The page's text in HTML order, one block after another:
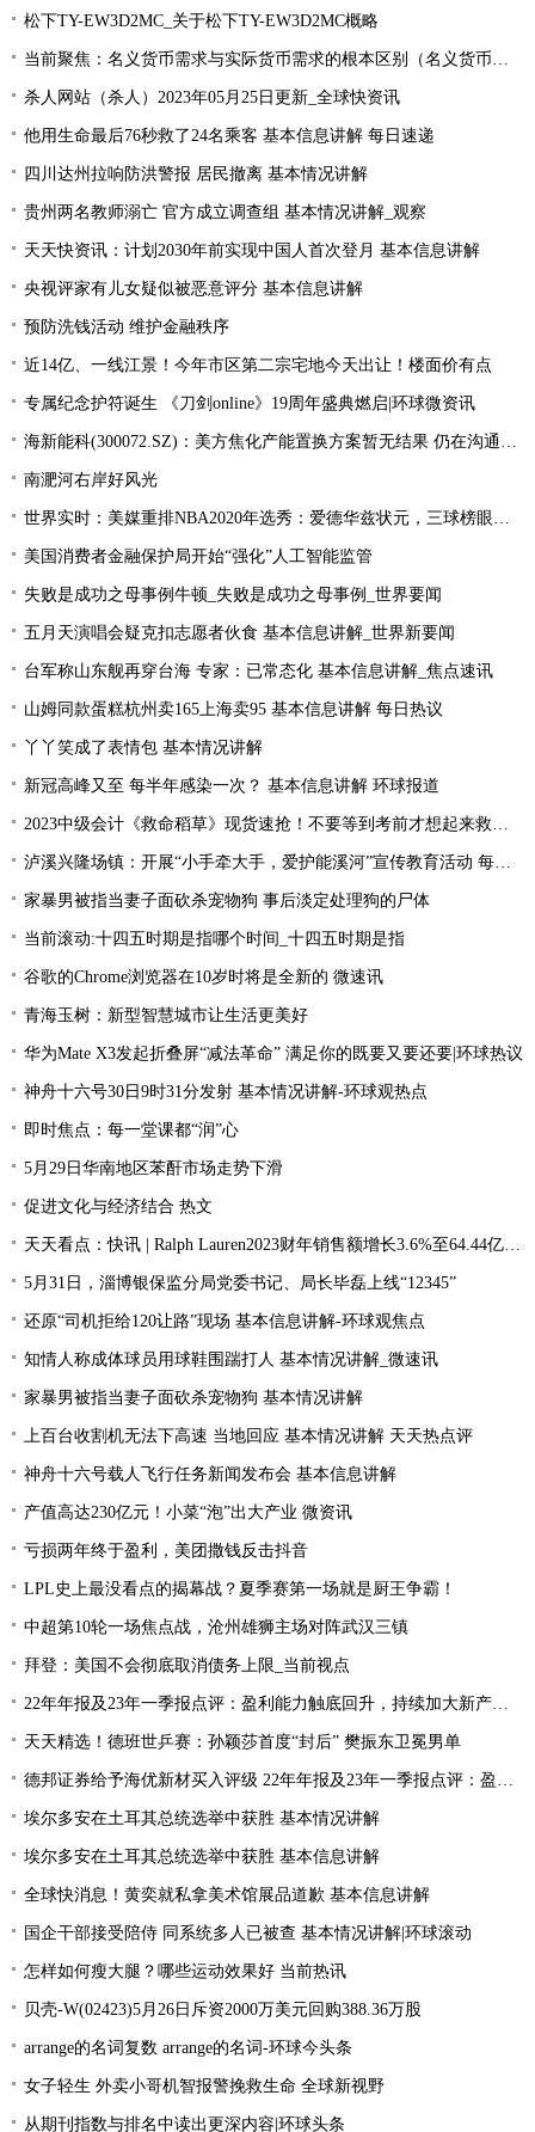
松下TY-EW3D2MC_关于松下TY-EW3D2MC概略
当前聚焦：名义货币需求与实际货币需求的根本区别（名义货币需求与实际货币需求）
杀人网站（杀人）2023年05月25日更新_全球快资讯
他用生命最后76秒救了24名乘客 基本信息讲解 每日速递
四川达州拉响防洪警报 居民撤离 基本情况讲解
贵州两名教师溺亡 官方成立调查组 基本情况讲解_观察
天天快资讯：计划2030年前实现中国人首次登月 基本信息讲解
央视评家有儿女疑似被恶意评分 基本信息讲解
预防洗钱活动 维护金融秩序
近14亿、一线江景！今年市区第二宗宅地今天出让！楼面价有点
专属纪念护符诞生 《刀剑online》19周年盛典燃启|环球微资讯
海新能科(300072.SZ)：美方焦化产能置换方案暂无结果 仍在沟通过程中|环球观点
南淝河右岸好风光
世界实时：美媒重排NBA2020年选秀：爱德华兹状元，三球榜眼，哈里伯顿探花
美国消费者金融保护局开始“强化”人工智能监管
失败是成功之母事例牛顿_失败是成功之母事例_世界要闻
五月天演唱会疑克扣志愿者伙食 基本信息讲解_世界新要闻
台军称山东舰再穿台海 专家：已常态化 基本信息讲解_焦点速讯
山姆同款蛋糕杭州卖165上海卖95 基本信息讲解 每日热议
丫丫笑成了表情包 基本情况讲解
新冠高峰又至 每半年感染一次？ 基本信息讲解 环球报道
2023中级会计《救命稻草》现货速抢！不要等到考前才想起来救命稻草！
泸溪兴隆场镇：开展“小手牵大手，爱护能溪河”宣传教育活动 每日速读
家暴男被指当妻子面砍杀宠物狗 事后淡定处理狗的尸体
当前滚动:十四五时期是指哪个时间_十四五时期是指
谷歌的Chrome浏览器在10岁时将是全新的 微速讯
青海玉树：新型智慧城市让生活更美好
华为Mate X3发起折叠屏“减法革命” 满足你的既要又要还要|环球热议
神舟十六号30日9时31分发射 基本情况讲解-环球观热点
即时焦点：每一堂课都“润”心
5月29日华南地区苯酐市场走势下滑
促进文化与经济结合 热文
天天看点：快讯 | Ralph Lauren2023财年销售额增长3.6%至64.44亿美元
5月31日，淄博银保监分局党委书记、局长毕磊上线“12345”
还原“司机拒给120让路”现场 基本信息讲解-环球观焦点
知情人称成体球员用球鞋围踹打人 基本情况讲解_微速讯
家暴男被指当妻子面砍杀宠物狗 基本情况讲解
上百台收割机无法下高速 当地回应 基本情况讲解 天天热点评
神舟十六号载人飞行任务新闻发布会 基本信息讲解
产值高达230亿元！小菜“泡”出大产业 微资讯
亏损两年终于盈利，美团撒钱反击抖音
LPL史上最没看点的揭幕战？夏季赛第一场就是厨王争霸！
中超第10轮一场焦点战，沧州雄狮主场对阵武汉三镇
拜登：美国不会彻底取消债务上限_当前视点
22年年报及23年一季报点评：盈利能力触底回升，持续加大新产品研发
天天精选！德班世乒赛：孙颖莎首度“封后” 樊振东卫冕男单
德邦证券给予海优新材买入评级 22年年报及23年一季报点评：盈利能力触底回升 持续加大新产品研发
埃尔多安在土耳其总统选举中获胜 基本情况讲解
埃尔多安在土耳其总统选举中获胜 基本信息讲解
全球快消息！黄奕就私拿美术馆展品道歉 基本信息讲解
国企干部接受陪侍 同系统多人已被查 基本情况讲解|环球滚动
怎样如何瘦大腿？哪些运动效果好 当前热讯
贝壳-W(02423)5月26日斥资2000万美元回购388.36万股
arrange的名词复数 arrange的名词-环球今头条
女子轻生 外卖小哥机智报警挽救生命 全球新视野
从期刊指数与排名中读出更深内容|环球头条